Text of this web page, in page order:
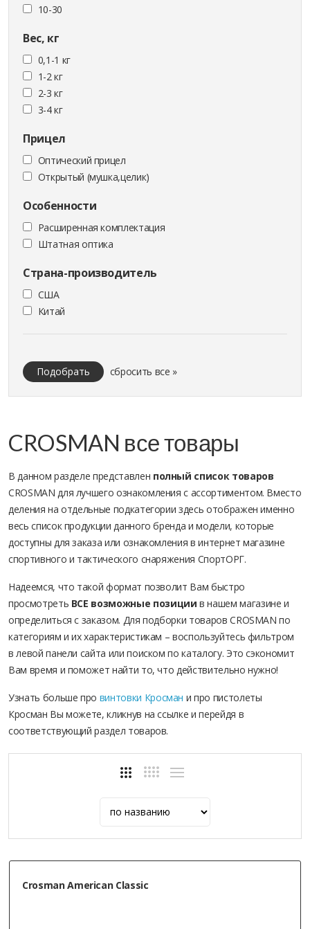
10-30
Вес, кг
0,1-1 кг
1-2 кг
2-3 кг
3-4 кг
Прицел
Оптический прицел
Открытый (мушка,целик)
Особенности
Расширенная комплектация
Штатная оптика
Страна-производитель
США
Китай
Подобрать сбросить все »
CROSMAN все товары
В данном разделе представлен полный список товаров
CROSMAN для лучшего ознакомления с ассортиментом. Вместо
деления на отдельные подкатегории здесь отображен именно
весь список продукции данного бренда и модели, которые
доступны для заказа или ознакомления в интернет магазине
спортивного и тактического снаряжения СпортОРГ.
Надеемся, что такой формат позволит Вам быстро
просмотреть ВСЕ возможные позиции в нашем магазине и
определиться с заказом. Для подборки товаров CROSMAN по
категориям и их характеристикам – воспользуйтесь фильтром
в левой панели сайта или поиском по каталогу. Это сэкономит
Вам время и поможет найти то, что действительно нужно!
Узнать больше про винтовки Кросман и про пистолеты
Кросман Вы можете, кликнув на ссылке и перейдя в
соответствующий раздел товаров.
Crosman American Classic